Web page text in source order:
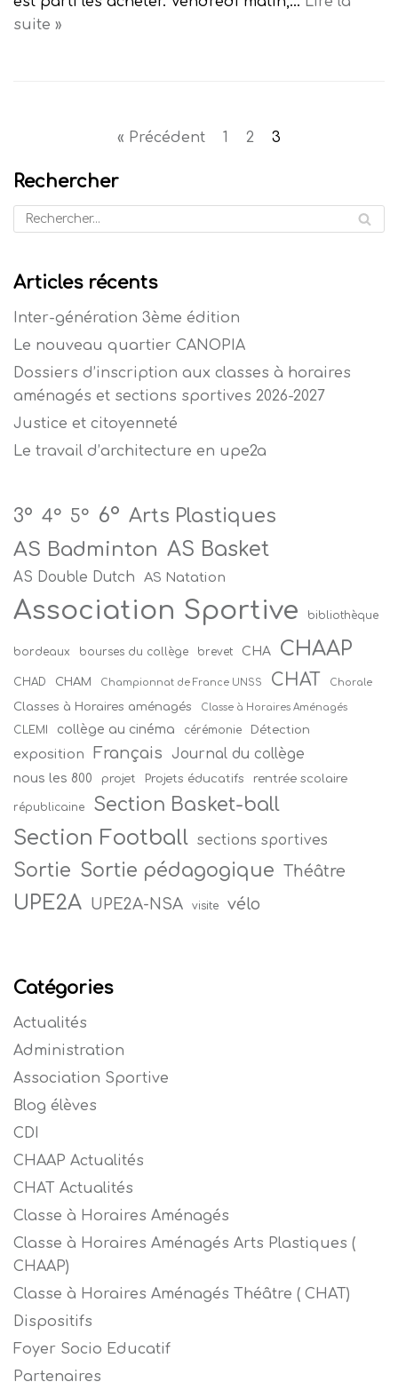
suite »
« Précédent 1 2 3
Rechercher
Articles récents
Inter-génération 3ème édition
Le nouveau quartier CANOPIA
Dossiers d’inscription aux classes à horaires
aménagés et sections sportives 2026-2027
Justice et citoyenneté
Le travail d’architecture en upe2a
3° 4° 5° 6° Arts Plastiques
AS Badminton AS Basket
AS Double Dutch AS Natation
Association Sportive bibliothèque
bordeaux bourses du collège brevet CHA CHAAP
CHAD CHAM Championnat de France UNSS CHAT Chorale
Classes à Horaires aménagés Classe à Horaires Aménagés
CLEMI collège au cinéma cérémonie Détection
exposition Français Journal du collège
nous les 800 projet Projets éducatifs rentrée scolaire
républicaine Section Basket-ball
Section Football sections sportives
Sortie Sortie pédagogique Théâtre
UPE2A UPE2A-NSA visite vélo
Catégories
Actualités
Administration
Association Sportive
Blog élèves
CDI
CHAAP Actualités
CHAT Actualités
Classe à Horaires Aménagés
Classe à Horaires Aménagés Arts Plastiques (
CHAAP)
Classe à Horaires Aménagés Théâtre ( CHAT)
Dispositifs
Foyer Socio Educatif
Partenaires